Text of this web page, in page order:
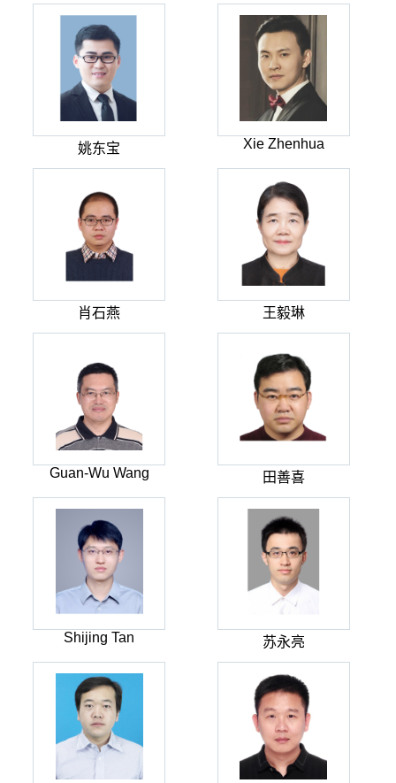
姚东宝 Xie Zhenhua
肖石燕 王毅琳
Guan-Wu Wang 田善喜
Shijing Tan 苏永亮